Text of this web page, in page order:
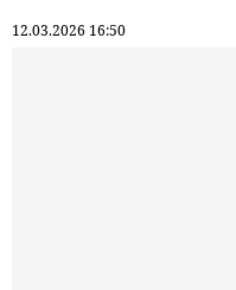
12.03.2026 16:50